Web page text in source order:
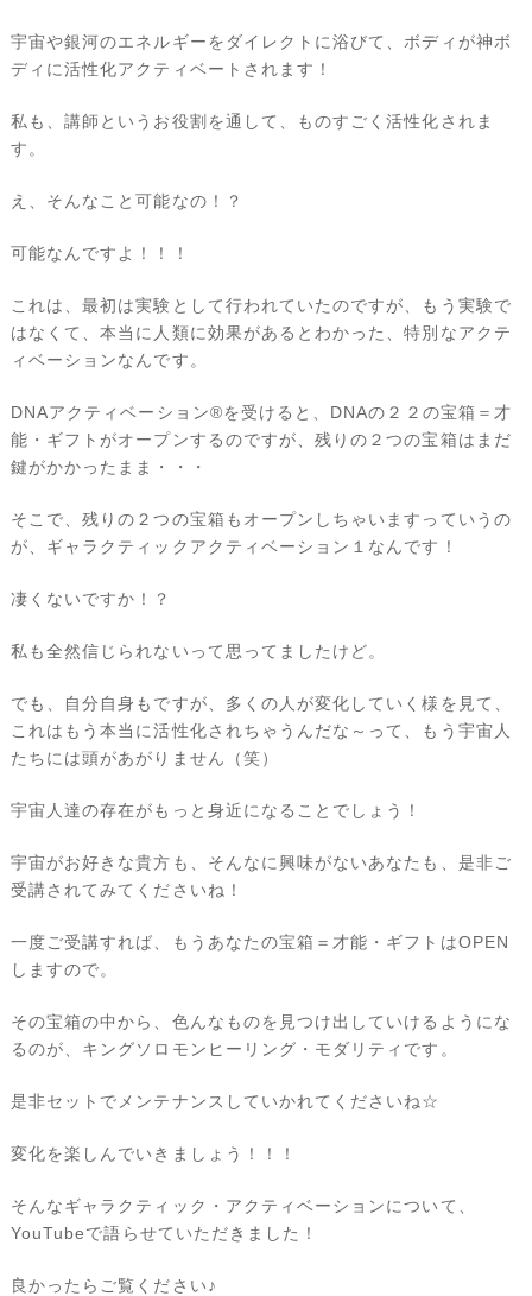
宇宙や銀河のエネルギーをダイレクトに浴びて、ボディが神ボ
ディに活性化アクティベートされます！
私も、講師というお役割を通して、ものすごく活性化されま
す。
え、そんなこと可能なの！？
可能なんですよ！！！
これは、最初は実験として行われていたのですが、もう実験で
はなくて、本当に人類に効果があるとわかった、特別なアクテ
ィベーションなんです。
DNAアクティベーション®を受けると、DNAの２２の宝箱＝才
能・ギフトがオープンするのですが、残りの２つの宝箱はまだ
鍵がかかったまま・・・
そこで、残りの２つの宝箱もオープンしちゃいますっていうの
が、ギャラクティックアクティベーション１なんです！
凄くないですか！？
私も全然信じられないって思ってましたけど。
でも、自分自身もですが、多くの人が変化していく様を見て、
これはもう本当に活性化されちゃうんだな～って、もう宇宙人
たちには頭があがりません（笑）
宇宙人達の存在がもっと身近になることでしょう！
宇宙がお好きな貴方も、そんなに興味がないあなたも、是非ご
受講されてみてくださいね！
一度ご受講すれば、もうあなたの宝箱＝才能・ギフトはOPEN
しますので。
その宝箱の中から、色んなものを見つけ出していけるようにな
るのが、キングソロモンヒーリング・モダリティです。
是非セットでメンテナンスしていかれてくださいね☆
変化を楽しんでいきましょう！！！
そんなギャラクティック・アクティベーションについて、
YouTubeで語らせていただきました！
良かったらご覧ください♪